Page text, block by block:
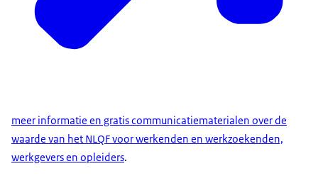
meer informatie en gratis communicatiematerialen over de
waarde van het NLQF voor werkenden en werkzoekenden,
werkgevers en opleiders.